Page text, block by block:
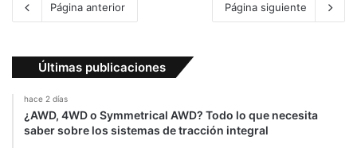
Página anterior Página siguiente
Últimas publicaciones
hace 2 días
¿AWD, 4WD o Symmetrical AWD? Todo lo que necesita
saber sobre los sistemas de tracción integral